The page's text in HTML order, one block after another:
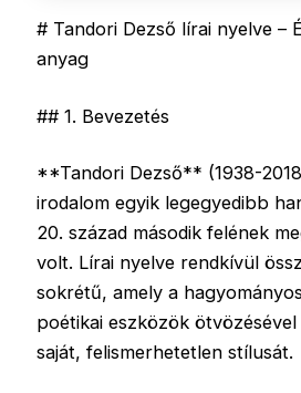
# Tandori Dezső lírai nyelve –
anyag
## 1. Bevezetés
**Tandori Dezső** (1938-
irodalom egyik legegyedibb
20. század második felének
volt. Lírai nyelve rendkívül
sokrétű, amely a
poétikai eszközök
saját, felismerhetetlen stílusát.